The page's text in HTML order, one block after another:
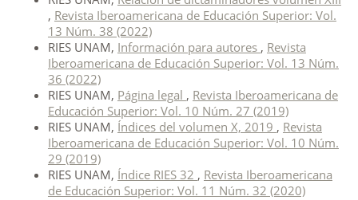
, Revista Iberoamericana de Educación Superior: Vol.
13 Núm. 38 (2022)
RIES UNAM, Información para autores , Revista
Iberoamericana de Educación Superior: Vol. 13 Núm.
36 (2022)
RIES UNAM, Página legal , Revista Iberoamericana de
Educación Superior: Vol. 10 Núm. 27 (2019)
RIES UNAM, Índices del volumen X, 2019 , Revista
Iberoamericana de Educación Superior: Vol. 10 Núm.
29 (2019)
RIES UNAM, Índice RIES 32 , Revista Iberoamericana
de Educación Superior: Vol. 11 Núm. 32 (2020)